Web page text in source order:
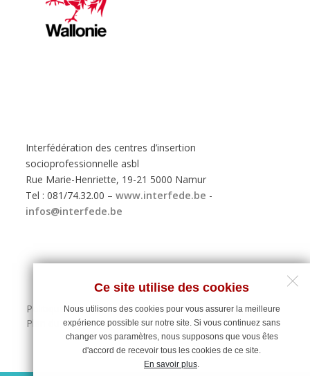
Ce site utilise des cookies
Nous utilisons des cookies pour vous assurer la meilleure
expérience possible sur notre site. Si vous continuez sans
changer vos paramètres, nous supposons que vous êtes
d'accord de recevoir tous les cookies de ce site.
En savoir plus.
Interfédération des centres d’insertion
socioprofessionnelle asbl
Rue Marie-Henriette, 19-21 5000 Namur
Tel : 081/74.32.00 –www.interfede.be -
infos@interfede.be
Politique de protection des données personnelles
Plan du site